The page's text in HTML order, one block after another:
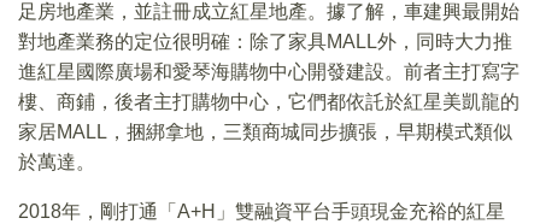
足房地產業，並註冊成立紅星地產。據了解，車建興最開始
對地產業務的定位很明確：除了家具MALL外，同時大力推
進紅星國際廣場和愛琴海購物中心開發建設。前者主打寫字
樓、商鋪，後者主打購物中心，它們都依託於紅星美凱龍的
家居MALL，捆綁拿地，三類商城同步擴張，早期模式類似
於萬達。
2018年，剛打通「A+H」雙融資平台手頭現金充裕的紅星